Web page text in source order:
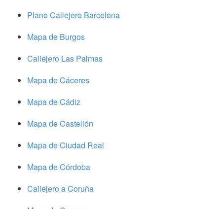
Plano Callejero Barcelona
Mapa de Burgos
Callejero Las Palmas
Mapa de Cáceres
Mapa de Cádiz
Mapa de Castellón
Mapa de Ciudad Real
Mapa de Córdoba
Callejero a Coruña